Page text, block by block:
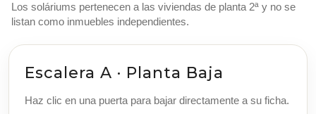
Los soláriums pertenecen a las viviendas de planta 2ª y no se
listan como inmuebles independientes.
Escalera A · Planta Baja
Haz clic en una puerta para bajar directamente a su ficha.